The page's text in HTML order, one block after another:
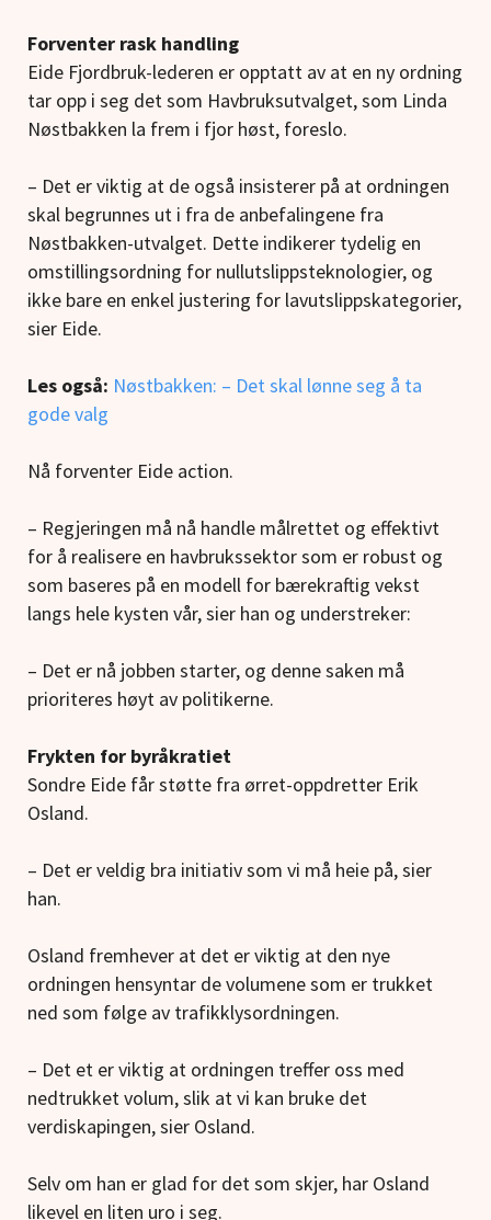
Forventer rask handling
Eide Fjordbruk-lederen er opptatt av at en ny ordning
tar opp i seg det som Havbruksutvalget, som Linda
Nøstbakken la frem i fjor høst, foreslo.
– Det er viktig at de også insisterer på at ordningen
skal begrunnes ut i fra de anbefalingene fra
Nøstbakken-utvalget. Dette indikerer tydelig en
omstillingsordning for nullutslippsteknologier, og
ikke bare en enkel justering for lavutslippskategorier,
sier Eide.
Les også: Nøstbakken: – Det skal lønne seg å ta
gode valg
Nå forventer Eide action.
– Regjeringen må nå handle målrettet og effektivt
for å realisere en havbrukssektor som er robust og
som baseres på en modell for bærekraftig vekst
langs hele kysten vår, sier han og understreker:
– Det er nå jobben starter, og denne saken må
prioriteres høyt av politikerne.
Frykten for byråkratiet
Sondre Eide får støtte fra ørret-oppdretter Erik
Osland.
– Det er veldig bra initiativ som vi må heie på, sier
han.
Osland fremhever at det er viktig at den nye
ordningen hensyntar de volumene som er trukket
ned som følge av trafikklysordningen.
– Det et er viktig at ordningen treffer oss med
nedtrukket volum, slik at vi kan bruke det
verdiskapingen, sier Osland.
Selv om han er glad for det som skjer, har Osland
likevel en liten uro i seg.